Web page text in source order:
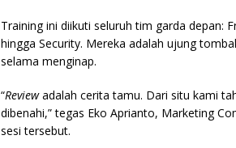
Training ini diikuti seluruh tim garda depan:
hingga Security. Mereka adalah ujung
selama menginap.
“Reviewadalah cerita tamu. Dari situ kami
dibenahi,” tegas Eko Aprianto, Marketing
sesi tersebut.